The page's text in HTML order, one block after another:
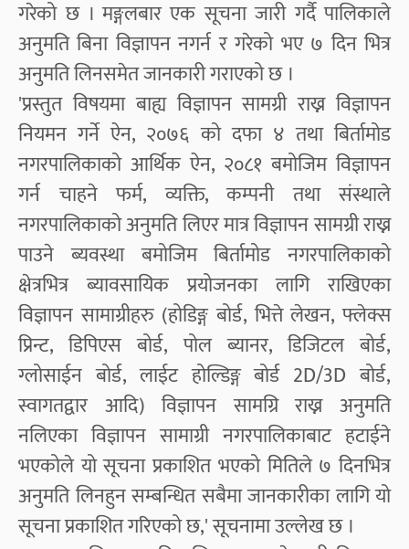
गरेको छ । मङ्गलबार एक सूचना जारी गर्दै पालिकाले
अनुमति बिना विज्ञापन नगर्न र गरेको भए ७ दिन भित्र
अनुमति लिनसमेत जानकारी गराएको छ ।
'प्रस्तुत विषयमा बाह्य विज्ञापन सामग्री राख्न विज्ञापन
नियमन गर्ने ऐन, २०७६ को दफा ४ तथा बिर्तामोड
नगरपालिकाको आर्थिक ऐन, २०८१ बमोजिम विज्ञापन
गर्न चाहने फर्म, व्यक्ति, कम्पनी तथा संस्थाले
नगरपालिकाको अनुमति लिएर मात्र विज्ञापन सामग्री राख्न
पाउने ब्यवस्था बमोजिम बिर्तामोड नगरपालिकाको
क्षेत्रभित्र ब्यावसायिक प्रयोजनका लागि राखिएका
विज्ञापन सामाग्रीहरु (होडिङ्ग बोर्ड, भित्ते लेखन, फ्लेक्स
प्रिन्ट, डिपिएस बोर्ड, पोल ब्यानर, डिजिटल बोर्ड,
ग्लोसाईन बोर्ड, लाईट होल्डिङ्ग बोर्ड 2D/3D बोर्ड,
स्वागतद्वार आदि) विज्ञापन सामग्रि राख्न अनुमति
नलिएका विज्ञापन सामाग्री नगरपालिकाबाट हटाईने
भएकोले यो सूचना प्रकाशित भएको मितिले ७ दिनभित्र
अनुमति लिनहुन सम्बन्धित सबैमा जानकारीका लागि यो
सूचना प्रकाशित गरिएको छ,' सूचनामा उल्लेख छ ।